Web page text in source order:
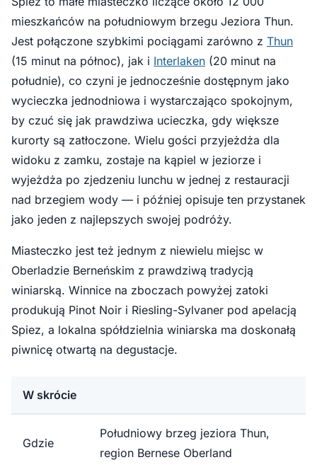
mieszkańców na południowym brzegu Jeziora Thun.
Jest połączone szybkimi pociągami zarówno z Thun
(15 minut na północ), jak i Interlaken (20 minut na
południe), co czyni je jednocześnie dostępnym jako
wycieczka jednodniowa i wystarczająco spokojnym,
by czuć się jak prawdziwa ucieczka, gdy większe
kurorty są zatłoczone. Wielu gości przyjeżdża dla
widoku z zamku, zostaje na kąpiel w jeziorze i
wyjeżdża po zjedzeniu lunchu w jednej z restauracji
nad brzegiem wody — i później opisuje ten przystanek
jako jeden z najlepszych swojej podróży.
Miasteczko jest też jednym z niewielu miejsc w
Oberladzie Berneńskim z prawdziwą tradycją
winiarską. Winnice na zboczach powyżej zatoki
produkują Pinot Noir i Riesling-Sylvaner pod apelacją
Spiez, a lokalna spółdzielnia winiarska ma doskonałą
piwnicę otwartą na degustacje.
W skrócie
Gdzie
Południowy brzeg jeziora Thun,
region Bernese Oberland